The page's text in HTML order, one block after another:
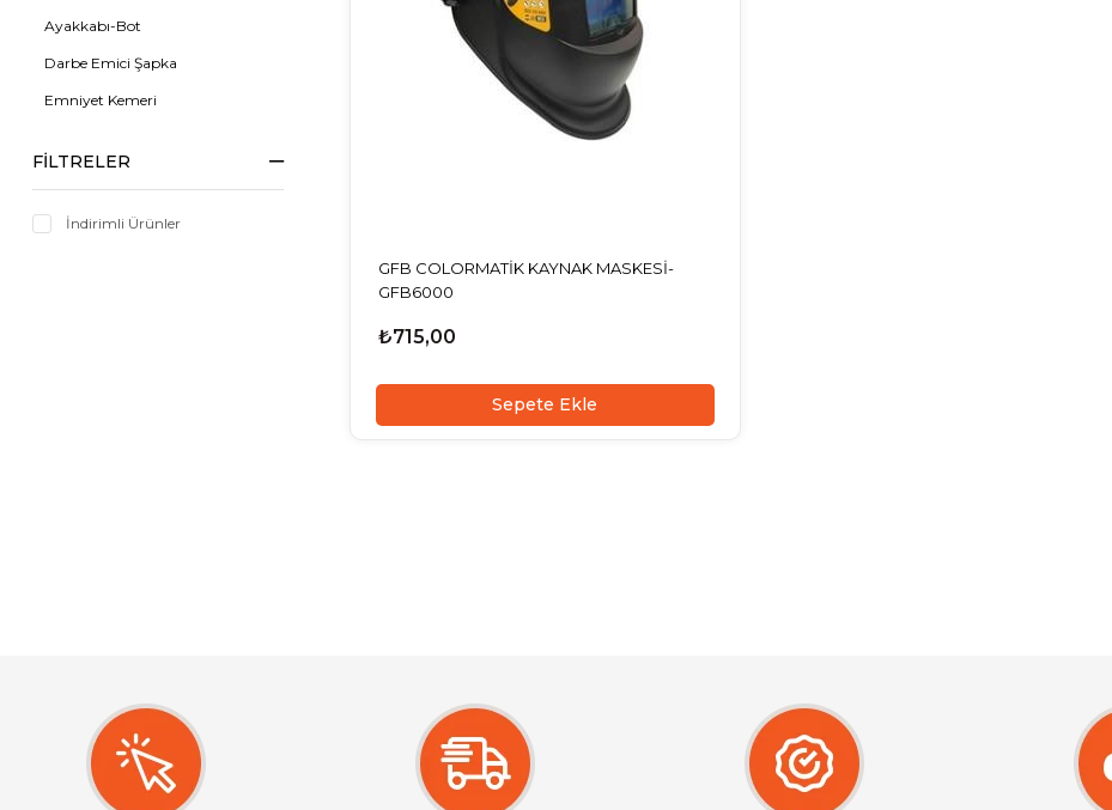
Ayakkabı-Bot
Darbe Emici Şapka
Emniyet Kemeri
Baretler
FILTRELER
İndirimli Ürünler
GFB COLORMATİK KAYNAK MASKESİ-
GFB6000
₺715,00
Sepete Ekle